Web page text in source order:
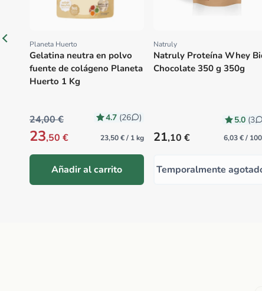
Proveedor:
Planeta Huerto
Gelatina neutra en polvo
fuente de colágeno Planeta
Huerto 1 Kg
4.7 (26 )
24,00 €
23,50 € 23,50 € / 1 kg
Añadir al carrito
Proveedor:
Natruly
Natruly Proteína Whey
Chocolate 350 g 350g
5.0 (3
Precio habitual
21,10 € 6,03 € /
Temporalmente